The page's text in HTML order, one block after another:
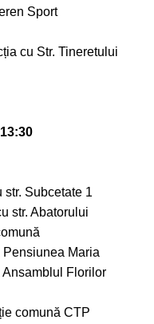
Sport
cu Str. Tineretului
str. Subcetate 1
str. Abatorului
Pensiunea Maria
Ansamblul Florilor
comună CTP